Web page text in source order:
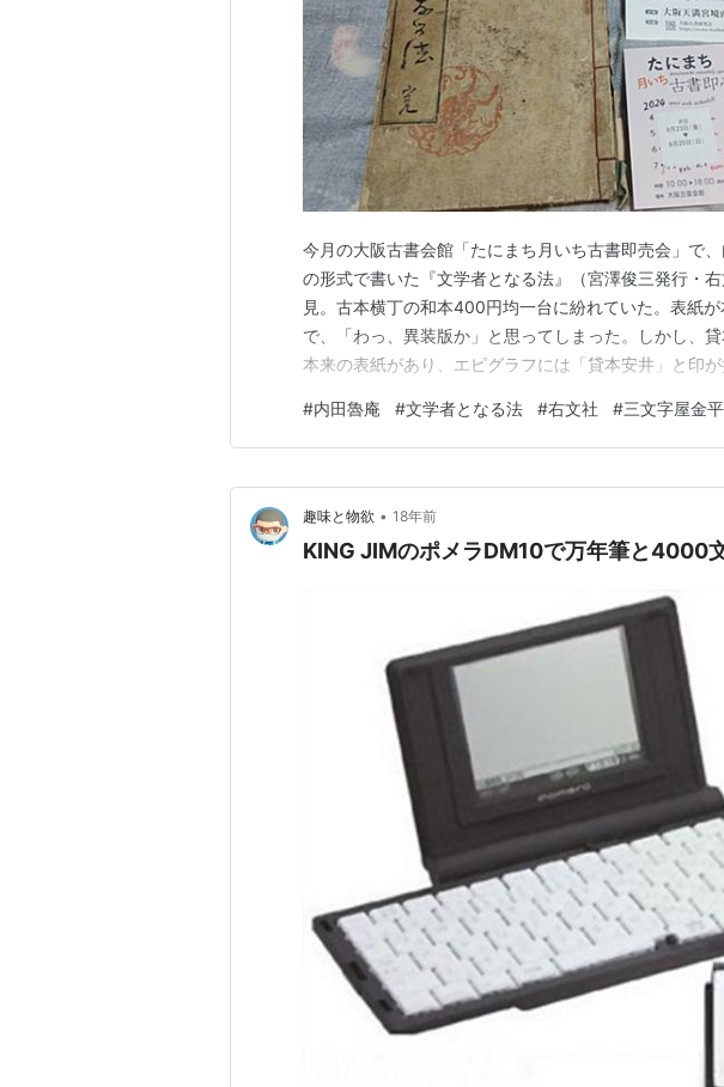
今月の大阪古書会館「たにまち月いち古書即売会」で
の形式で書いた『文学者となる法』（宮澤俊三発行・
見。古本横丁の和本400円均一台に紛れていた。表紙
で、「わっ、異装版か」と思ってしまった。しかし、
本来の表紙があり、エピグラフには「貸本安井」と印
様の本には通常、住所・店名や料金が記載された印が
ものなので、本書のように簡単な印が3箇所だけという
#内田魯庵 #文学者となる法 #右文社 #三文字屋金平
趣味と物欲 • 18年前
KING JIMのポメラDM10で万年筆と4000